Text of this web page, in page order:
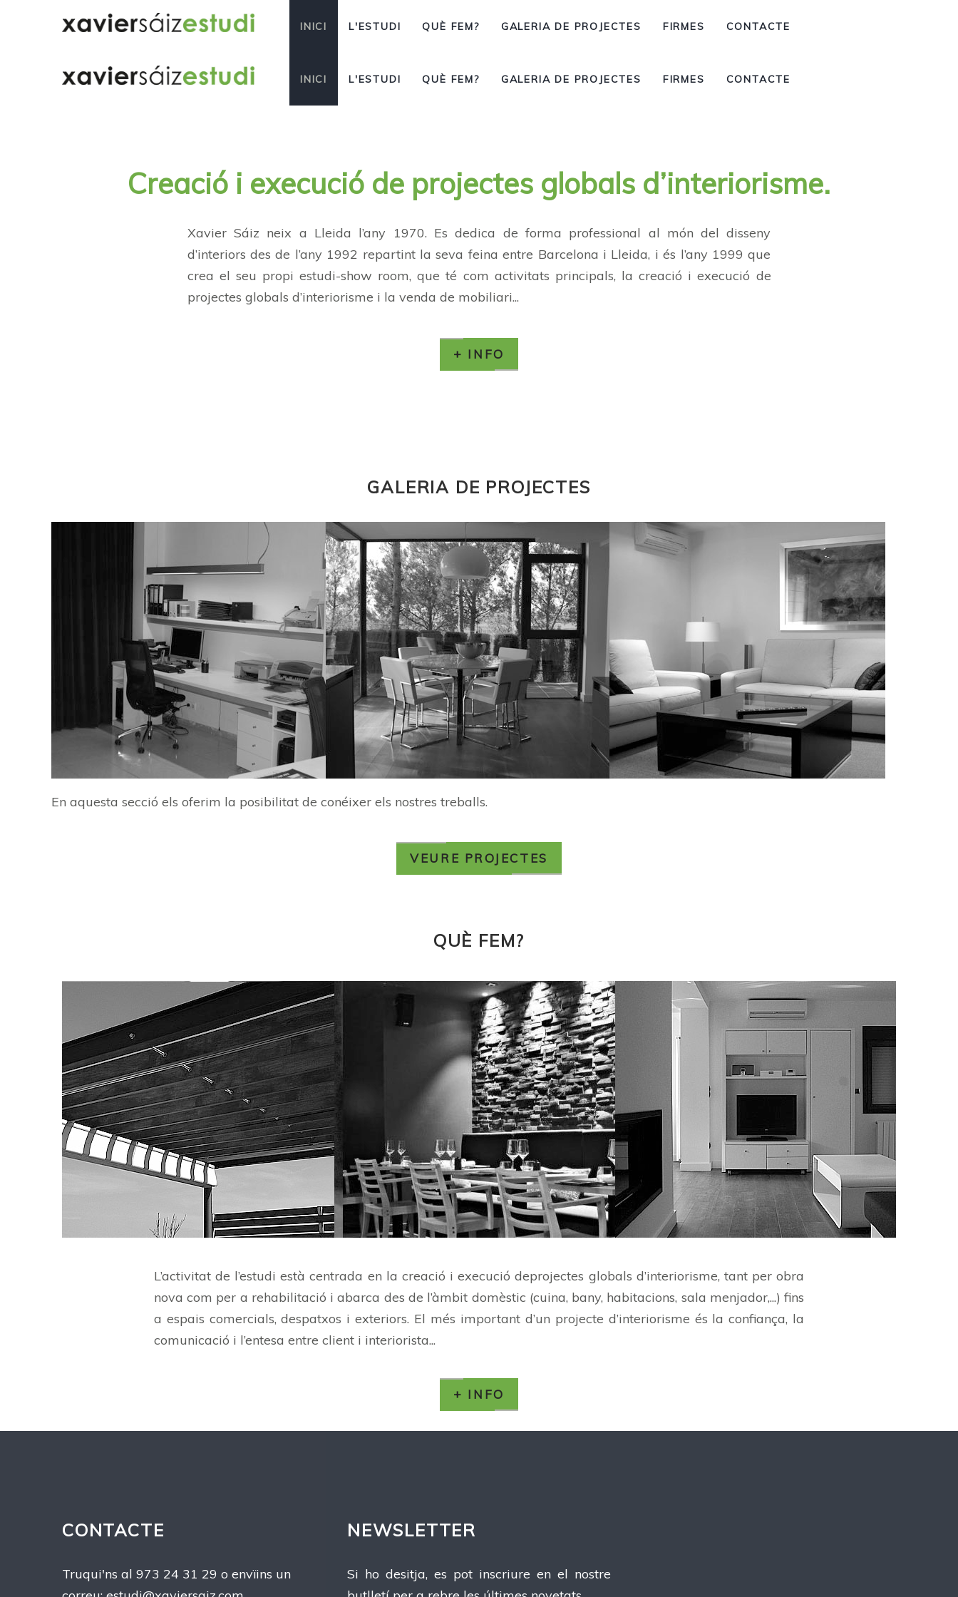
INICI L'ESTUDI QUÈ FEM? GALERIA DE PROJECTES FIRMES CONTACTE
INICI L'ESTUDI QUÈ FEM? GALERIA DE PROJECTES FIRMES CONTACTE
Creació i execució de projectes globals d’interiorisme.
Xavier Sáiz neix a Lleida l’any 1970. Es dedica de forma professional al món del disseny
d’interiors des de l’any 1992 repartint la seva feina entre Barcelona i Lleida, i és l’any 1999 que
crea el seu propi estudi-show room, que té com activitats principals, la creació i execució de
projectes globals d’interiorisme i la venda de mobiliari...
+ INFO
GALERIA DE PROJECTES
En aquesta secció els oferim la posibilitat de conéixer els nostres treballs.
VEURE PROJECTES
QUÈ FEM?
L’activitat de l’estudi està centrada en la creació i execució deprojectes globals d’interiorisme, tant per obra
nova com per a rehabilitació i abarca des de l’àmbit domèstic (cuina, bany, habitacions, sala menjador,...) fins
a espais comercials, despatxos i exteriors. El més important d’un projecte d’interiorisme és la confiança, la
comunicació i l’entesa entre client i interiorista...
+ INFO
CONTACTE
Truqui'ns al 973 24 31 29 o envïins un
NEWSLETTER
Si ho desitja, es pot inscriure en el nostre